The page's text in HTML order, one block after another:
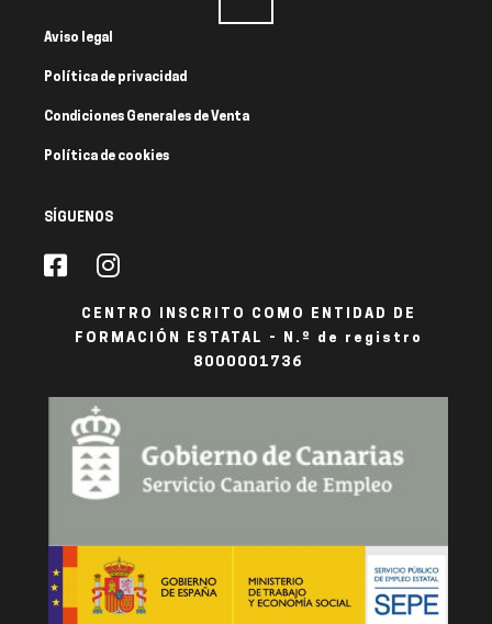
Aviso legal
Política de privacidad
Condiciones Generales de Venta
Política de cookies
SÍGUENOS
CENTRO INSCRITO COMO ENTIDAD DE
FORMACIÓN ESTATAL - N.º de registro
8000001736